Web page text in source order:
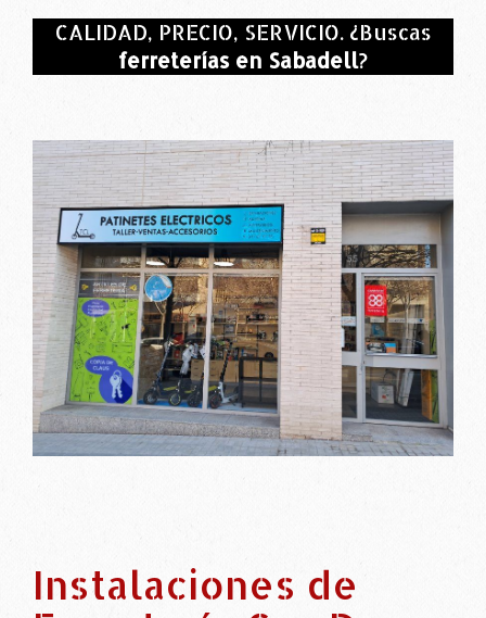
CALIDAD, PRECIO, SERVICIO. ¿Buscas
ferreterías en Sabadell?
Instalaciones de